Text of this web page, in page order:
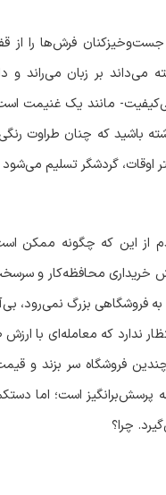
فرش‌ها را از
می‌داند بر زبان
مانند یک غنیمت
باشید که چنان طراوت
اوقات، گردشگر تسلیم
این که چگونه ممکن است
خریداری محافظه‌کار و
به فروشگاهی بزرگ
ندارد که معامله‌ای با ارزش
فروشگاه سر بزند و
پرسش‌برانگیز است؛ اما
چرا؟